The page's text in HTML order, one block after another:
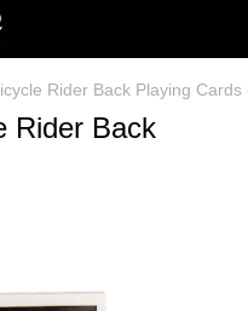
Rider Back Playing
Rider Back